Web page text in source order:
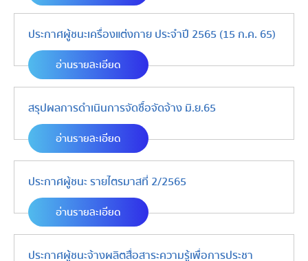
ประกาศผู้ชนะเครื่องแต่งกาย ประจำปี 2565 (15 ก.ค. 65)
อ่านรายละเอียด
สรุปผลการดำเนินการจัดซื้อจัดจ้าง มิ.ย.65
อ่านรายละเอียด
ประกาศผู้ชนะ รายไตรมาสที่ 2/2565
อ่านรายละเอียด
ประกาศผู้ชนะจ้างผลิตสื่อสาระความรู้เพื่อการประชา